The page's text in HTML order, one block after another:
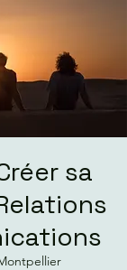
sa